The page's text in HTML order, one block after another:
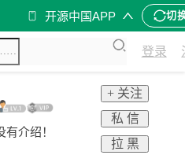
开源中国APP 切
登录
介绍！
+ 关注
私 信
拉 黑